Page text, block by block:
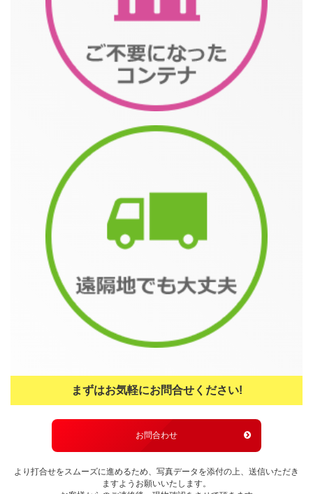
まずはお気軽にお問合せください!
お問合わせ
より打合せをスムーズに進めるため、写真データを添付の上、送信いただき
ますようお願いいたします。